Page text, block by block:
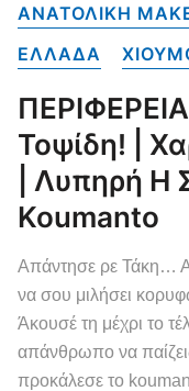
ΑΝΑΤΟΛΙΚΗ
ΕΛΛΑΔΑ
Τοψίδη! |
| Λυπηρή Η
Koumanto
Απάντησε ρε Τάκη…
να σου μιλήσει
Άκουσέ τη μέχρι το
απάνθρωπο να
προκάλεσε το